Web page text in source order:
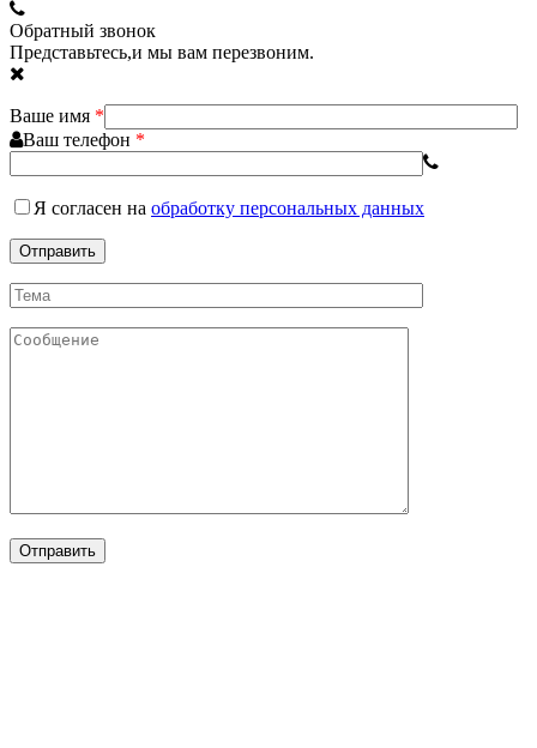
Обратный звонок
Представьтесь,и мы вам перезвоним.
Ваше имя *
Ваш телефон *
Я согласен на обработку персональных данных